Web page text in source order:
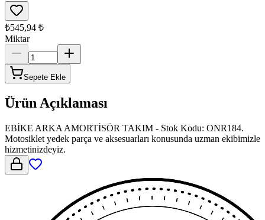
₺545,94 ₺
Miktar
Sepete Ekle
Ürün Açıklaması
EBİKE ARKA AMORTİSÖR TAKIM - Stok Kodu: ONR184.
Motosiklet yedek parça ve aksesuarları konusunda uzman ekibimizle
hizmetinizdeyiz.